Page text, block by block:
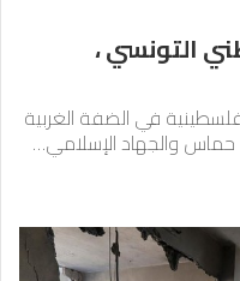
التونسي ،
في الضفة الغربية
حماس والجهاد الإسلامي…